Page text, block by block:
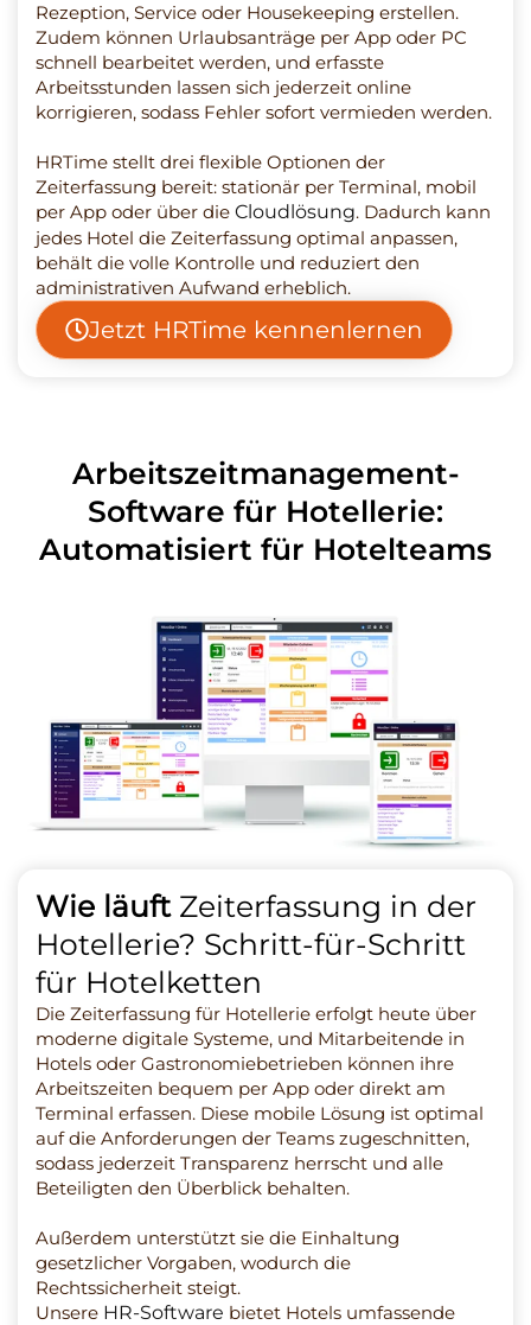
Rezeption, Service oder Housekeeping erstellen.
Zudem können Urlaubsanträge per App oder PC
schnell bearbeitet werden, und erfasste
Arbeitsstunden lassen sich jederzeit online
korrigieren, sodass Fehler sofort vermieden werden.
HRTime stellt drei flexible Optionen der
Zeiterfassung bereit: stationär per Terminal, mobil
per App oder über die Cloudlösung. Dadurch kann
jedes Hotel die Zeiterfassung optimal anpassen,
behält die volle Kontrolle und reduziert den
administrativen Aufwand erheblich.
Jetzt HRTime kennenlernen
Arbeitszeitmanagement-
Software für Hotellerie:
Automatisiert für Hotelteams
Wie läuftZeiterfassung in der
Hotellerie? Schritt-für-Schritt
für Hotelketten
Die Zeiterfassung für Hotellerie erfolgt heute über
moderne digitale Systeme, und Mitarbeitende in
Hotels oder Gastronomiebetrieben können ihre
Arbeitszeiten bequem per App oder direkt am
Terminal erfassen. Diese mobile Lösung ist optimal
auf die Anforderungen der Teams zugeschnitten,
sodass jederzeit Transparenz herrscht und alle
Beteiligten den Überblick behalten.
Außerdem unterstützt sie die Einhaltung
gesetzlicher Vorgaben, wodurch die
Rechtssicherheit steigt.
Unsere HR-Software bietet Hotels umfassende